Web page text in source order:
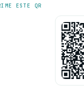
ESTE QR